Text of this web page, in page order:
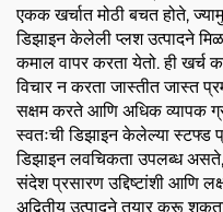
एकक खर्चात मोठी बचत होते,
डिझाइन केलेली प्लश उत्पादने
कमाल वापर करता येतो. ही खर्च
विचार न करता जास्तीत जास्त
सक्षम करते आणि अधिक व्यापक
स्वतःची डिझाइन केलेल्या स्टफ्ड
डिझाइन लवचिकता उपलब्ध
संदेश प्रसारण उद्दिष्टांशी आणि
अद्वितीय उत्पादने तयार करू